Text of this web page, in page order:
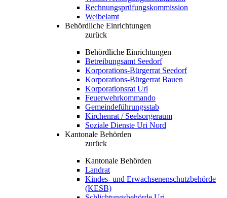
Rechnungsprüfungskommission
Weibelamt
Behördliche Einrichtungen
zurück
Behördliche Einrichtungen
Betreibungsamt Seedorf
Korporations-Bürgerrat Seedorf
Korporations-Bürgerrat Bauen
Korporationsrat Uri
Feuerwehrkommando
Gemeindeführungsstab
Kirchenrat / Seelsorgeraum
Soziale Dienste Uri Nord
Kantonale Behörden
zurück
Kantonale Behörden
Landrat
Kindes- und Erwachsenenschutzbehörde
(KESB)